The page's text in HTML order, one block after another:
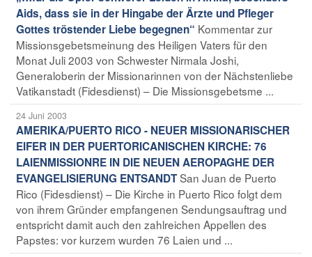
Aids, dass sie in der Hingabe der Ärzte und Pfleger
Gottes tröstender Liebe begegnen“ Kommentar zur
Missionsgebetsmeinung des Heiligen Vaters für den
Monat Juli 2003 von Schwester Nirmala Joshi,
Generaloberin der Missionarinnen von der Nächstenliebe
Vatikanstadt (Fidesdienst) – Die Missionsgebetsme ...
24 Juni 2003
AMERIKA/PUERTO RICO - NEUER MISSIONARISCHER
EIFER IN DER PUERTORICANISCHEN KIRCHE: 76
LAIENMISSIONRE IN DIE NEUEN AEROPAGHE DER
EVANGELISIERUNG ENTSANDTSan Juan de Puerto
Rico (Fidesdienst) – Die Kirche in Puerto Rico folgt dem
von ihrem Gründer empfangenen Sendungsauftrag und
entspricht damit auch den zahlreichen Appellen des
Papstes: vor kurzem wurden 76 Laien und ...